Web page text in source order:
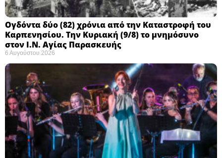
Ογδόντα δύο (82) χρόνια από την Καταστροφή του
Καρπενησίου. Την Κυριακή (9/8) το μνημόσυνο
στον Ι.Ν. Αγίας Παρασκευής
6 Αυγούστου 2026